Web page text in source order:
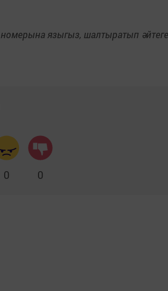
номерына языгыз, шалтыратып
0 0